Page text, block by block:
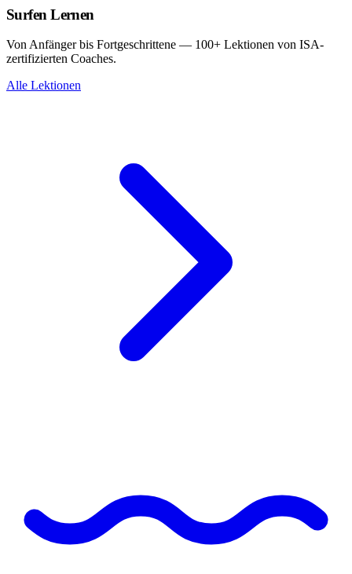
Surfen Lernen
Von Anfänger bis Fortgeschrittene — 100+ Lektionen von ISA-
zertifizierten Coaches.
Alle Lektionen